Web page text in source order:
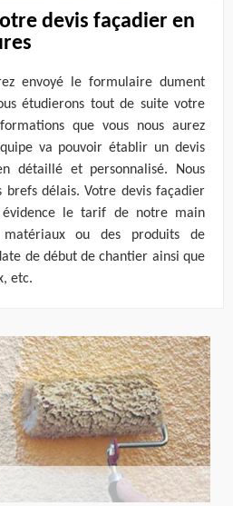
devis façadier en
envoyé le formulaire dument
étudierons tout de suite votre
que vous nous aurez
va pouvoir établir un devis
détaillé et personnalisé. Nous
brefs délais. Votre devis façadier
le tarif de notre main
ou des produits de
de début de chantier ainsi que
etc.